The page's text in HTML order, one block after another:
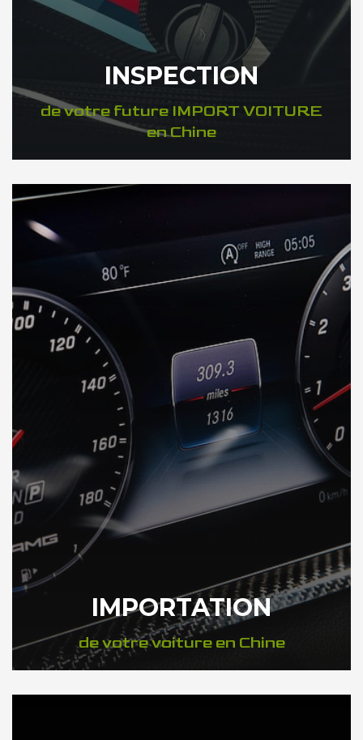
INSPECTION
de votre future IMPORT VOITURE
en Chine
DÉCOUVREZ VOTRE INSPECTION AUTO en Chine
IMPORTATION
de votre voiture en Chine